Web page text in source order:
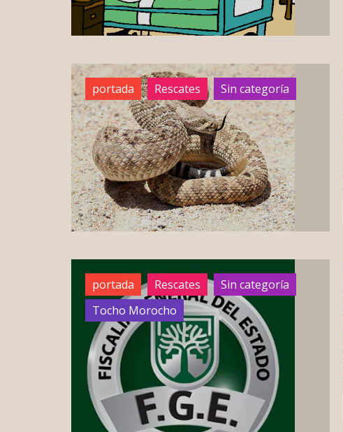
portada Rescates Sin categoría
portada Rescates
Sin categoría
Tocho Morocho